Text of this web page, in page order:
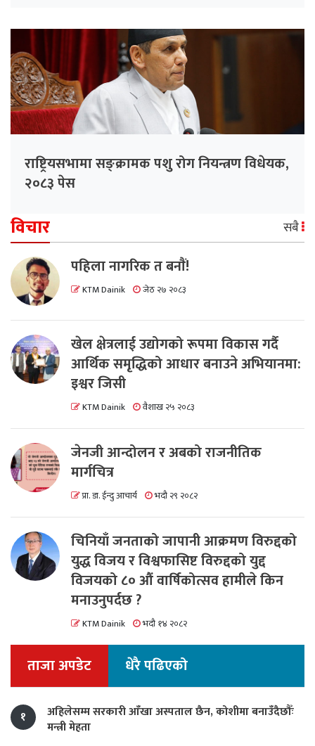
राष्ट्रियसभामा सङ्क्रामक पशु रोग नियन्त्रण विधेयक,
२०८३ पेस
विचार सबै
पहिला नागरिक त बनाैं!
KTM Dainik जेठ २७ २०८३
खेल क्षेत्रलाई उद्योगको रूपमा विकास गर्दै
आर्थिक समृद्धिको आधार बनाउने अभियानमा:
इश्वर जिसी
KTM Dainik वैशाख २५ २०८३
जेनजी आन्दोलन र अबको राजनीतिक
मार्गचित्र
प्रा. डा. ईन्दु आचार्य भदौ २९ २०८२
चिनियाँ जनताको जापानी आक्रमण विरुद्दको
युद्ध विजय र विश्वफासिष्ट विरुद्दको युद्द
विजयको ८० औं वार्षिकोत्सव हामीले किन
मनाउनुपर्दछ ?
KTM Dainik भदौ १४ २०८२
ताजा अपडेट धेरै पढिएको
१
अहिलेसम्म सरकारी आँखा अस्पताल छैन, कोशीमा बनाउँदैछौँः
मन्त्री मेहता